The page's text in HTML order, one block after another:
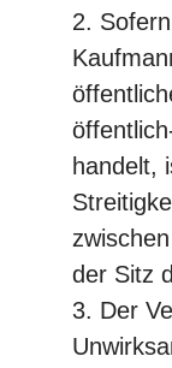
handelt,
der Sitz
Der